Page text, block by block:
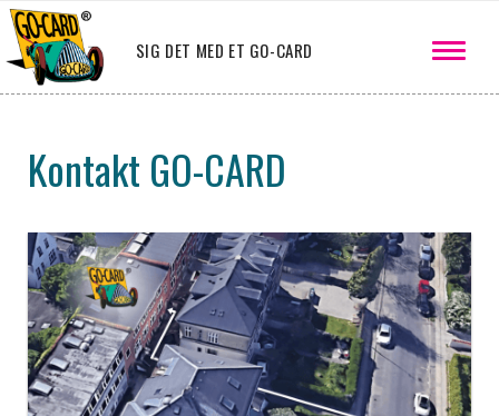
SIG DET MED ET GO-CARD
Kontakt GO-CARD